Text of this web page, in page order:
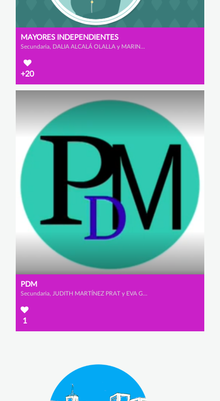
MAYORES INDEPENDIENTES
Secundaria, DALIA ALCALÁ OLALLA y MARINA ALONSO FERNÁNDEZ
+20
PDM
Secundaria, JUDITH MARTÍNEZ PRAT y EVA GÓMEZ DE LA POLA
1